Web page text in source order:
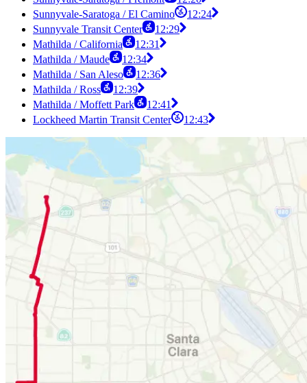
Sunnyvale-Saratoga / El Camino
12:24
Sunnyvale Transit Center
12:29
Mathilda / California
12:31
Mathilda / Maude
12:34
Mathilda / San Aleso
12:36
Mathilda / Ross
12:39
Mathilda / Moffett Park
12:41
Lockheed Martin Transit Center
12:43